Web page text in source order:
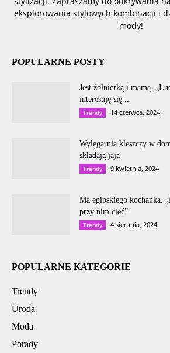
eksplorowania stylowych kombinacji i
mody!
POPULARNE POSTY
Jest żołnierką i mamą.
interesuję się...
Trendy 14 czerwca, 2024
Wylęgarnia kleszczy w
składają jaja
Trendy 9 kwietnia, 2024
Ma egipskiego kochanka.
przy nim cieć”
Trendy 4 sierpnia, 2024
POPULARNE KATEGORIE
Trendy
Uroda
Moda
Porady